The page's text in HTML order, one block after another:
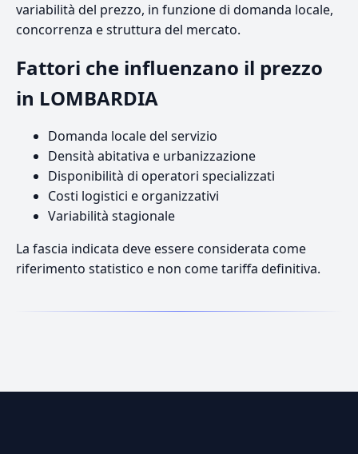
variabilità del prezzo, in funzione di domanda locale,
concorrenza e struttura del mercato.
Fattori che influenzano il prezzo
in LOMBARDIA
Domanda locale del servizio
Densità abitativa e urbanizzazione
Disponibilità di operatori specializzati
Costi logistici e organizzativi
Variabilità stagionale
La fascia indicata deve essere considerata come
riferimento statistico e non come tariffa definitiva.